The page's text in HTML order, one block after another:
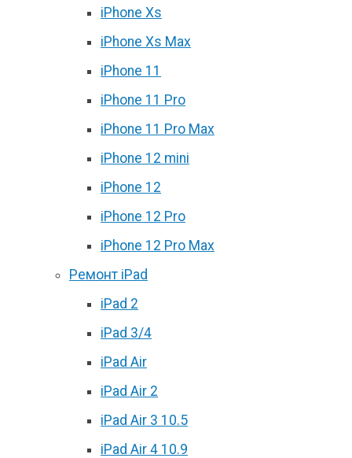
iPhone Xs
iPhone Xs Max
iPhone 11
iPhone 11 Pro
iPhone 11 Pro Max
iPhone 12 mini
iPhone 12
iPhone 12 Pro
iPhone 12 Pro Max
Ремонт iPad
iPad 2
iPad 3/4
iPad Air
iPad Air 2
iPad Air 3 10.5
iPad Air 4 10.9